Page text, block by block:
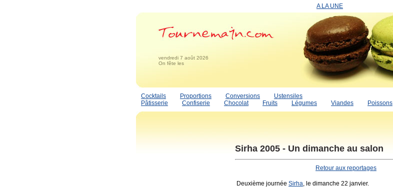
A LA UNE
vendredi 7 août 2026
On fête les
Cocktails Proportions Conversions
Ustensiles
Pâtisserie
Confiserie Chocolat Fruits Légumes Viandes Poissons
Sirha 2005 - Un dimanche au salon
Retour aux reportages
Deuxième journée Sirha, le dimanche 22 janvier.